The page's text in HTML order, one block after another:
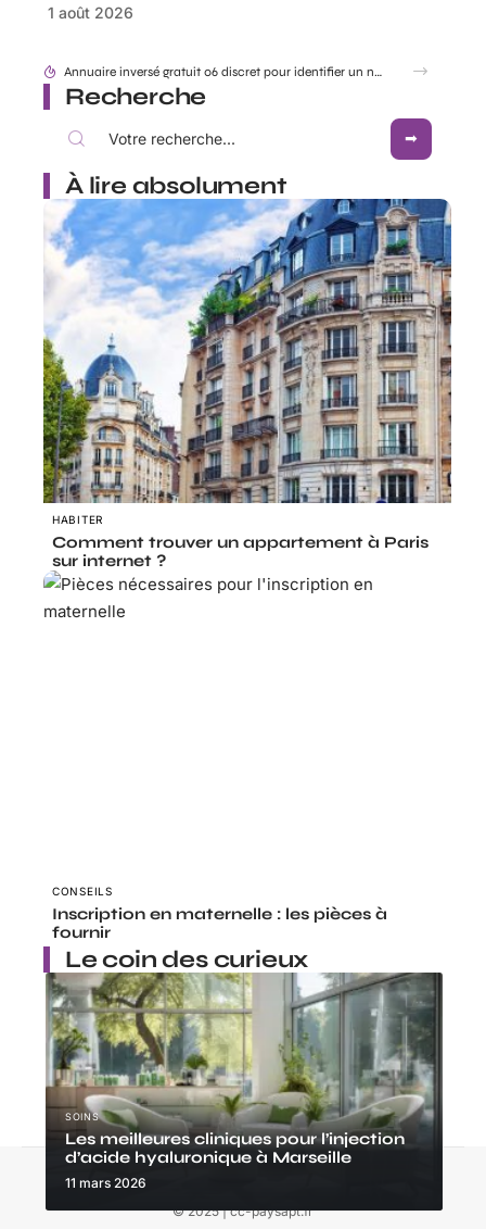
1 août 2026
Annuaire inversé gratuit 06 discret pour identifier un numéro sans être vu
Recherche
À lire absolument
HABITER
Comment trouver un appartement à Paris
sur internet ?
CONSEILS
Inscription en maternelle : les pièces à
fournir
Le coin des curieux
SOINS
Les meilleures cliniques pour l’injection
d’acide hyaluronique à Marseille
11 mars 2026
© 2025 | cc-paysapt.fr
Contact